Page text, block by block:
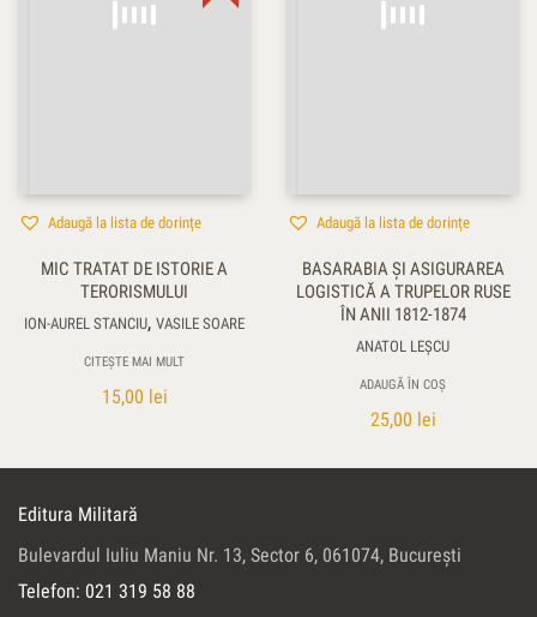
Adaugă la lista de dorințe
MIC TRATAT DE ISTORIE A
TERORISMULUI
ION-AUREL STANCIU, VASILE SOARE
CITEȘTE MAI MULT
15,00 lei
Adaugă la lista de dorințe
BASARABIA ŞI ASIGURAREA
LOGISTICĂ A TRUPELOR RUSE
ÎN ANII 1812-1874
ANATOL LEŞCU
ADAUGĂ ÎN COȘ
25,00 lei
Editura Militară
Bulevardul Iuliu Maniu Nr. 13, Sector 6, 061074, Bucureşti
Telefon: 021 319 58 88